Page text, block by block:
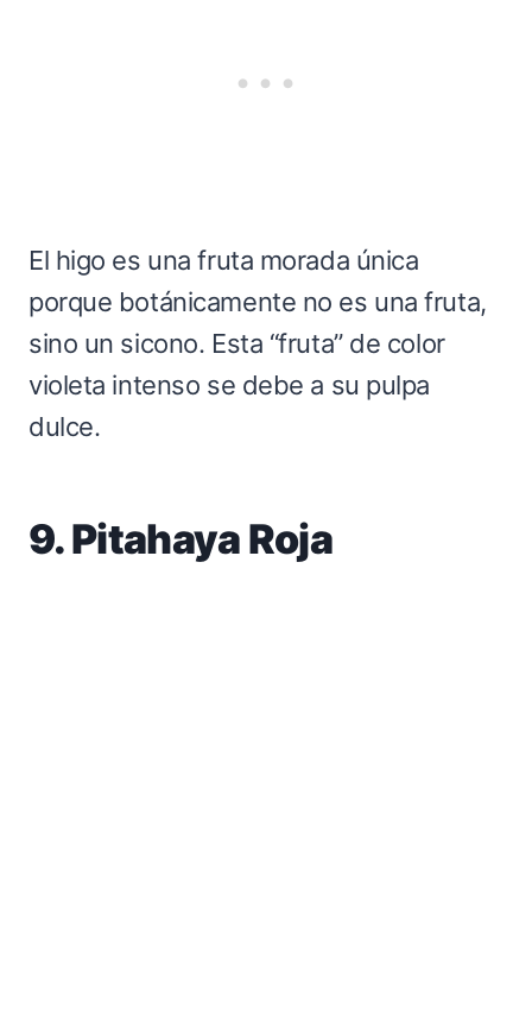
El higo es una fruta morada única
porque botánicamente no es una fruta,
sino un sicono. Esta “fruta” de color
violeta intenso se debe a su pulpa
dulce.
9. Pitahaya Roja